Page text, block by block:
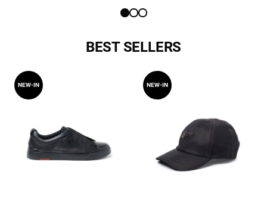
BEST SELLERS
NEW-IN NEW-IN